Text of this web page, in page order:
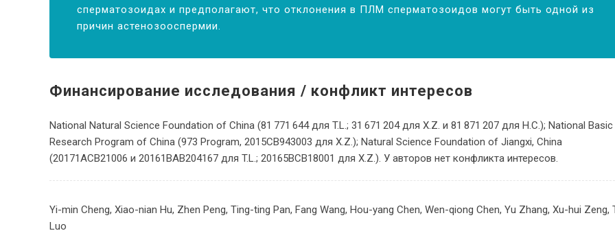
сперматозоидах и предполагают, что отклонения в ПЛМ сперматозоидов могут быть одной из
причин астенозооспермии.
Финансирование исследования / конфликт интересов
National Natural Science Foundation of China (81 771 644 для T.L.; 31 671 204 для X.Z. и 81 871 207 для H.C.); National Basic
Research Program of China (973 Program, 2015CB943003 для X.Z.); Natural Science Foundation of Jiangxi, China
(20171ACB21006 и 20161BAB204167 для T.L.; 20165BCB18001 для X.Z.). У авторов нет конфликта интересов.
Yi-min Cheng, Xiao-nian Hu, Zhen Peng, Ting-ting Pan, Fang Wang, Hou-yang Chen, Wen-qiong Chen, Yu Zhang, Xu-hui Zeng,
Luo